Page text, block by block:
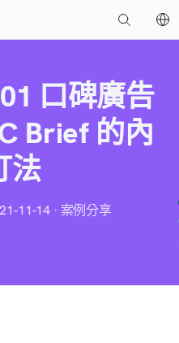
口碑廣告
Brief 的內
法
11-14 · 案例分享